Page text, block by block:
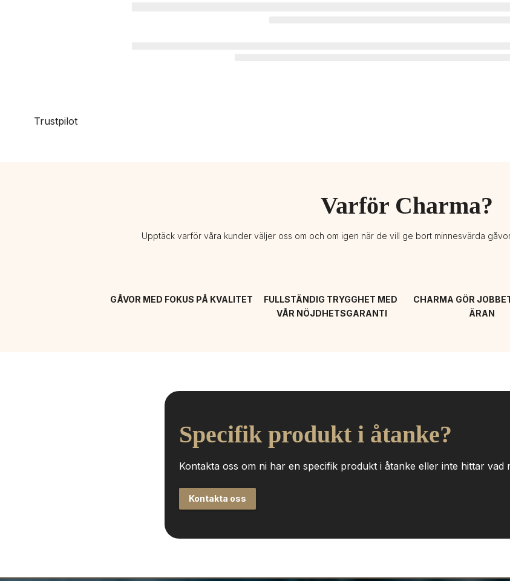
Trustpilot
Varför Charma?
Upptäck varför våra kunder väljer oss om och om igen när de vill ge bort minnesvärda
GÅVOR MED FOKUS PÅ KVALITET
FULLSTÄNDIG TRYGGHET MED
VÅR NÖJDHETSGARANTI
CHARMA GÖR
ÄRAN
Specifik produkt i åtanke?
Kontakta oss om ni har en specifik produkt i åtanke eller inte hittar vad
Kontakta oss